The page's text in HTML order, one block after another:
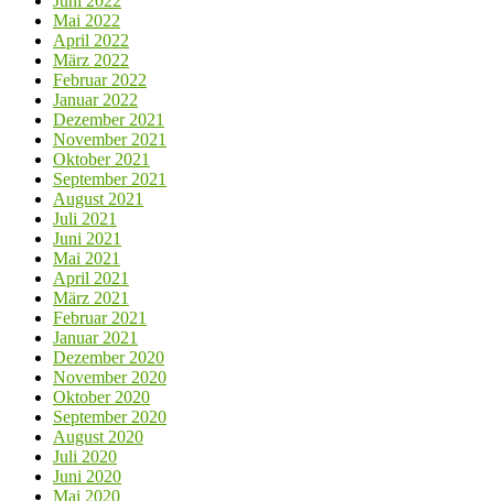
Mai 2022
April 2022
März 2022
Februar 2022
Januar 2022
Dezember 2021
November 2021
Oktober 2021
September 2021
August 2021
Juli 2021
Juni 2021
Mai 2021
April 2021
März 2021
Februar 2021
Januar 2021
Dezember 2020
November 2020
Oktober 2020
September 2020
August 2020
Juli 2020
Juni 2020
Mai 2020